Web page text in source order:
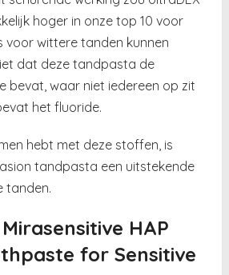
hoger in onze top 10 voor
voor wittere tanden kunnen
dat deze tandpasta de
bevat, waar niet iedereen op zit
het fluoride.
hebt met deze stoffen, is
tandpasta een uitstekende
tanden.
HAP
for Sensitive